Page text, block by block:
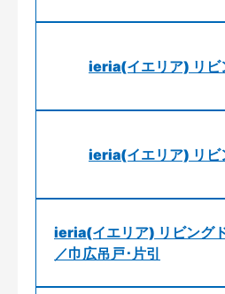
ieria(イエリア) リビ
ieria(イエリア) リビ
ieria(イエリア) リビング
／巾広吊戸･片引